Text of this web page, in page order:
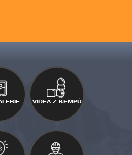
VIDEA Z KEMPŮ